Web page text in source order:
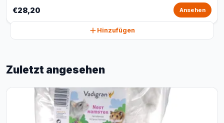
€28,20 Ansehen
Hinzufügen
Zuletzt angesehen